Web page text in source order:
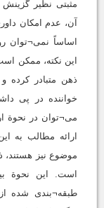
مثبتی نظیر
آن، عدم امکان
اساساً نمی¬توان
این نکته، ممکن
ذهن متبادر کرده
خواننده در پی
می¬توان در نحوة
ارائه مطالب به
موضوع نیز هستند،
است. این نحوة
طبقه¬بندی ‌شده